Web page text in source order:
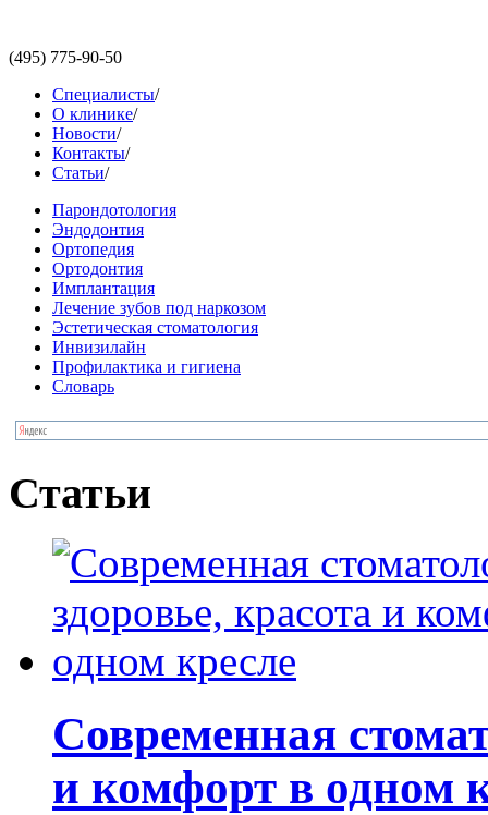
(495) 775-90-50
Специалисты/
О клинике/
Новости/
Контакты/
Статьи/
Парондотология
Эндодонтия
Ортопедия
Ортодонтия
Имплантация
Лечение зубов под наркозом
Эстетическая стоматология
Инвизилайн
Профилактика и гигиена
Словарь
Статьи
Современная
и комфорт в одном